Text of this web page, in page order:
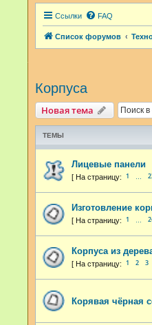
Ссылки FAQ
Список форумов
Корпуса
Новая тема
ТЕМЫ
Лицевые панели
1
Изготовление
1
Корпуса из
1 2 3
Корявая чёрная